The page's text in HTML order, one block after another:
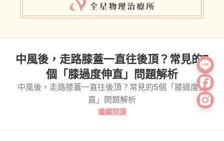
中風後，走路膝蓋一直往後頂？常見的5
個「膝過度伸直」問題解析
中風後，走路膝蓋一直往後頂？常見的5個「膝過度伸
直」問題解析
繼續閱讀